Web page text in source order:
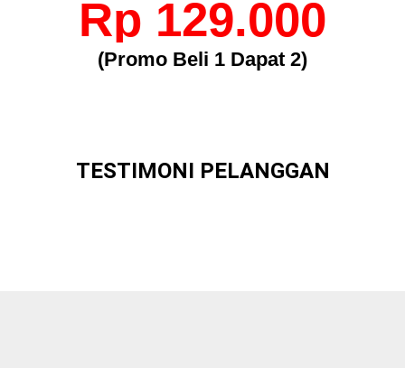
Rp 129.000
(Promo Beli 1 Dapat 2)
TESTIMONI PELANGGAN